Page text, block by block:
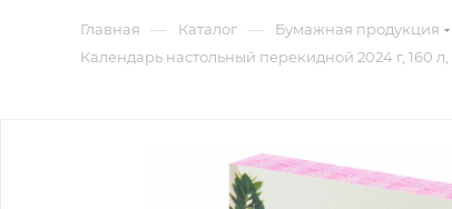
Главная — Каталог — Бумажная продукция
Календарь настольный перекидной 2024 г, 160 л,